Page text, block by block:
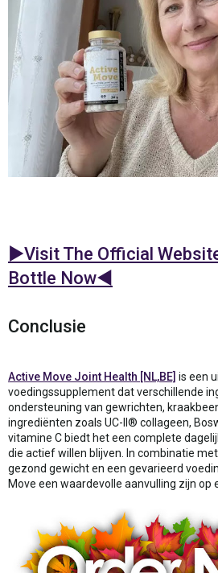
►Visit The Official
Bottle Now◄
Conclusie
Active Move Joint Health [NL,BE] is een
voedingssupplement dat verschillende
ondersteuning van gewrichten,
ingrediënten zoals UC-II® collageen,
vitamine C biedt het een complete
die actief willen blijven. In combinatie
gezond gewicht en een gevarieerd
Move een waardevolle aanvulling zijn op